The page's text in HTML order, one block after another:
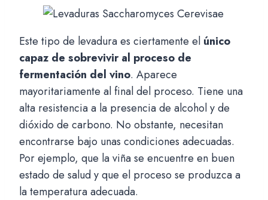
Este tipo de levadura es ciertamente el único
capaz de sobrevivir al proceso de
fermentación del vino. Aparece
mayoritariamente al final del proceso. Tiene una
alta resistencia a la presencia de alcohol y de
dióxido de carbono. No obstante, necesitan
encontrarse bajo unas condiciones adecuadas.
Por ejemplo, que la viña se encuentre en buen
estado de salud y que el proceso se produzca a
la temperatura adecuada.